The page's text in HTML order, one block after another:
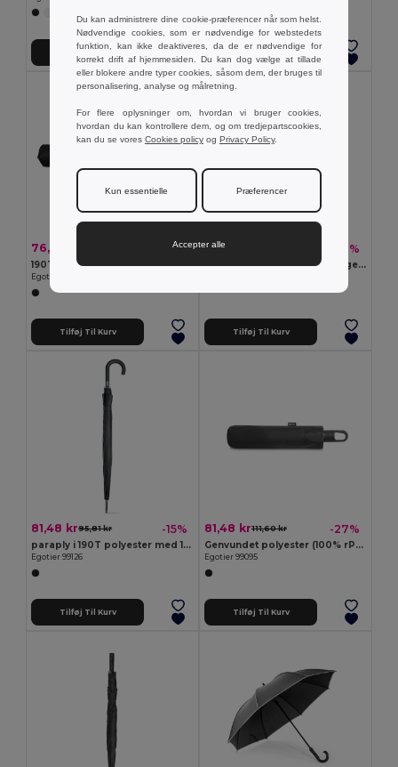
Tilføj Til Kurv Tilføj Til Kurv
76,61 kr -26%
190T pongee paraply med automatisk åbning og lukning
Egotier 99151
Tilføj Til Kurv
82,79 kr -26%
21" Taskeparaply i 190T pongee med auto åben
Tilføj Til Kurv
81,48 kr95,81 kr -15%
paraply i 190T polyester med 12 paneler auto open
Egotier 99126
Tilføj Til Kurv
81,48 kr111,60 kr -27%
Genvundet polyester (100% rPET) 190T pongee paraply med automatisk åben og lukke funktion
Egotier 99095
Tilføj Til Kurv
Du kan administrere dine cookie-præferencer når som helst.
Nødvendige cookies, som er nødvendige for webstedets
funktion, kan ikke deaktiveres, da de er nødvendige for
korrekt drift af hjemmesiden. Du kan dog vælge at tillade
eller blokere andre typer cookies, såsom dem, der bruges til
personalisering, analyse og målretning.
For flere oplysninger om, hvordan vi bruger cookies,
hvordan du kan kontrollere dem, og om tredjepartscookies,
kan du se vores Cookies policy og Privacy Policy.
Kun essentielle Præferencer
Accepter alle